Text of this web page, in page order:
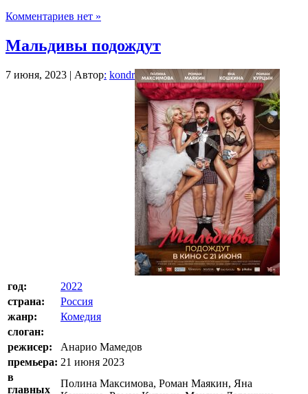
Комментариев нет »
Мальдивы подождут
7 июня, 2023 | Автор: kondr
год:
2022
страна:
Россия
жанр:
Комедия
слоган:
режисер:
Анарио Мамедов
премьера: 21 июня 2023
в
главных
Полина Максимова, Роман Маякин, Яна